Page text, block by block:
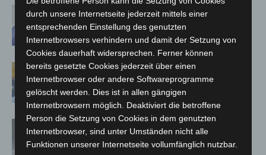
Corona-Schutzmaßnahmen laufen aus
Maskenpflicht im GVH entfällt ab 02.
Februar
Absonderungsverordnung in
Niedersachsen läuft zum Monatsende
durch unsere Internetseite jederzeit mittels einer
entsprechenden Einstellung des genutzten
Internetbrowsers verhindern und damit der Setzung von
Cookies dauerhaft widersprechen. Ferner können
bereits gesetzte Cookies jederzeit über einen
Internetbrowser oder andere Softwareprogramme
gelöscht werden. Dies ist in allen gängigen
Internetbrowsern möglich. Deaktiviert die betroffene
Person die Setzung von Cookies in dem genutzten
Internetbrowser, sind unter Umständen nicht alle
Funktionen unserer Internetseite vollumfänglich nutzbar.